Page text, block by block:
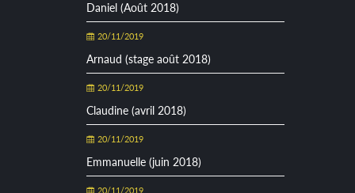
Daniel (Août 2018)
20/11/2019
Arnaud (stage août 2018)
20/11/2019
Claudine (avril 2018)
20/11/2019
Emmanuelle (juin 2018)
20/11/2019